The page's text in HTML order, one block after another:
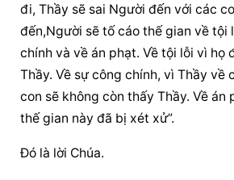
đi, Thầy sẽ sai Người đến với các
đến,Người sẽ tố cáo thế gian về tội
chính và về án phạt. Về tội lỗi vì họ
Thầy. Về sự công chính, vì Thầy về
con sẽ không còn thấy Thầy. Về án
thế gian này đã bị xét xử”.
Ðó là lời Chúa.